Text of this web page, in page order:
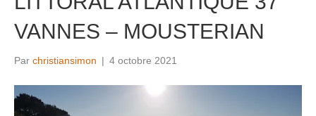
VANNES – MOUSTERIAN
Par christiansimon | 4 octobre 2021